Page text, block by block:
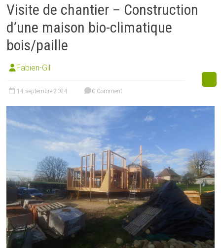
même
Visite de chantier – Construction
d’une maison bio-climatique
bois/paille
Fabien-Gil
14 septembre 2024 0 Comment